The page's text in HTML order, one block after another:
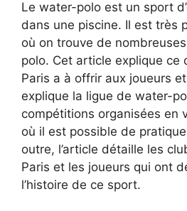
Le water-polo est un sport
dans une piscine. Il est très
où on trouve de
polo. Cet article explique ce
Paris a à offrir aux joueurs
explique la ligue de water-
compétitions organisées en
où il est possible de
outre, l’article détaille les
Paris et les joueurs qui ont
l’histoire de ce sport.